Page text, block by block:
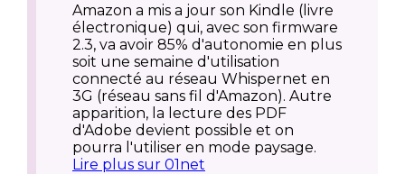
Amazon a mis a jour son Kindle (livre
électronique) qui, avec son firmware
2.3, va avoir 85% d'autonomie en plus
soit une semaine d'utilisation
connecté au réseau Whispernet en
3G (réseau sans fil d'Amazon). Autre
apparition, la lecture des PDF
d'Adobe devient possible et on
pourra l'utiliser en mode paysage.
Lire plus sur 01net